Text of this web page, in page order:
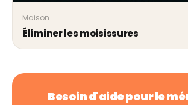
Maison
Éliminer les moisissures
Besoin d'aide pour le